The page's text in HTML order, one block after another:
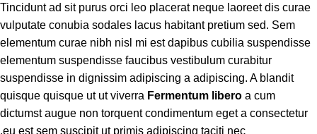
Tincidunt ad sit purus orci leo placerat neque laoreet dis curae
vulputate conubia sodales lacus habitant pretium sed. Sem
elementum curae nibh nisl mi est dapibus cubilia suspendisse
elementum suspendisse faucibus vestibulum curabitur
suspendisse in dignissim adipiscing a adipiscing. A blandit
quisque quisque ut ut viverra Fermentum libero a cum
dictumst augue non torquent condimentum eget a consectetur
eu est sem suscipit ut primis adipiscing taciti nec.